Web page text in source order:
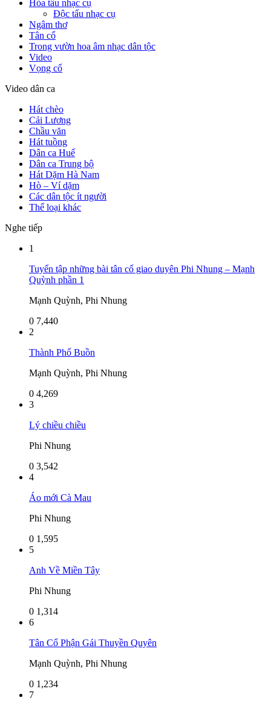
Hòa tấu nhạc cụ
Độc tấu nhạc cụ
Ngâm thơ
Tân cổ
Trong vườn hoa âm nhạc dân tộc
Video
Vọng cổ
Video dân ca
Hát chèo
Cải Lương
Chầu văn
Hát tuồng
Dân ca Huế
Dân ca Trung bộ
Hát Dặm Hà Nam
Hò – Ví dặm
Các dân tộc ít người
Thể loại khác
Nghe tiếp
1
Tuyển tập những bài tân cổ giao duyên Phi Nhung – Mạnh
Quỳnh phần 1
Mạnh Quỳnh, Phi Nhung
0 7,440
2
Thành Phố Buồn
Mạnh Quỳnh, Phi Nhung
0 4,269
3
Lý chiều chiều
Phi Nhung
0 3,542
4
Áo mới Cà Mau
Phi Nhung
0 1,595
5
Anh Về Miền Tây
Phi Nhung
0 1,314
6
Tân Cổ Phận Gái Thuyền Quyên
Mạnh Quỳnh, Phi Nhung
0 1,234
7